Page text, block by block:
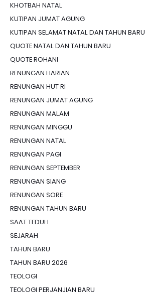
KHOTBAH NATAL
KUTIPAN JUMAT AGUNG
KUTIPAN SELAMAT NATAL DAN TAHUN BARU
QUOTE NATAL DAN TAHUN BARU
QUOTE ROHANI
RENUNGAN HARIAN
RENUNGAN HUT RI
RENUNGAN JUMAT AGUNG
RENUNGAN MALAM
RENUNGAN MINGGU
RENUNGAN NATAL
RENUNGAN PAGI
RENUNGAN SEPTEMBER
RENUNGAN SIANG
RENUNGAN SORE
RENUNGAN TAHUN BARU
SAAT TEDUH
SEJARAH
TAHUN BARU
TAHUN BARU 2026
TEOLOGI
TEOLOGI PERJANJIAN BARU